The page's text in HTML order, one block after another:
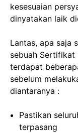
kesesuaian
dinyatakan laik
Lantas, apa saja
sebuah Sertifikat
terdapat
sebelum
diantaranya :
Pastikan
terpasang